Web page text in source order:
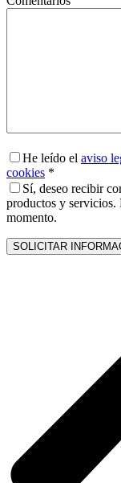
He leído el aviso
cookies *
Sí, deseo recibir
productos y servicios.
momento.